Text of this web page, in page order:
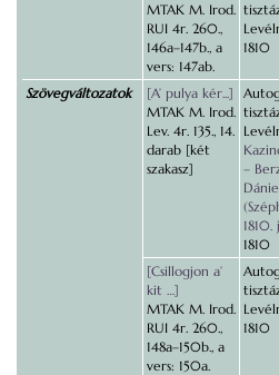
MTAK M. Irod.
RUI 4r. 260.,
146a–147b., a
vers: 147ab.
1810
Szövegváltozatok
[A’ pulya kér...]
MTAK M. Irod.
Lev. 4r. 135., 14.
darab [két
szakasz]
–
1810.
1810
[Csillogjon a’
kit …]
MTAK M. Irod.
RUI 4r. 260.,
148a–150b., a
vers: 150a.
1810